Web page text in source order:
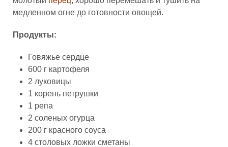
медленном огне до готовности овощей.
Продукты:
Говяжье сердце
600 г картофеля
2 луковицы
1 корень петрушки
1 репа
2 соленых огурца
200 г красного соуса
4 столовых ложки сметаны